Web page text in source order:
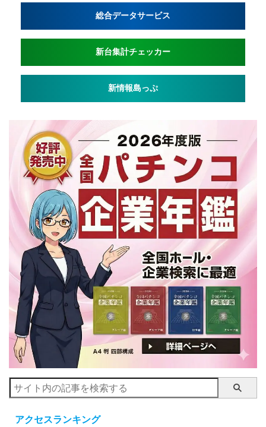
総合データサービス
新台集計チェッカー
新情報島っぷ
アクセスランキング